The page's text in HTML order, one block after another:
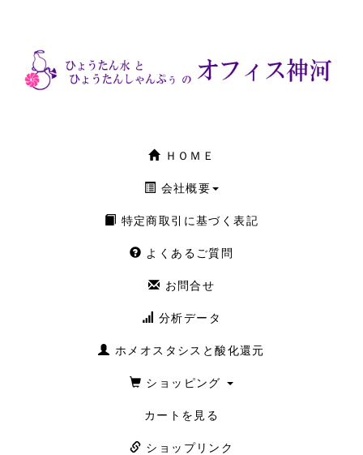
ＨＯＭＥ
会社概要
特定商取引に基づく表記
よくあるご質問
お問合せ
分析データ
ホメオスタシスと酸化還元
ショッピング
カートを見る
ショップリンク